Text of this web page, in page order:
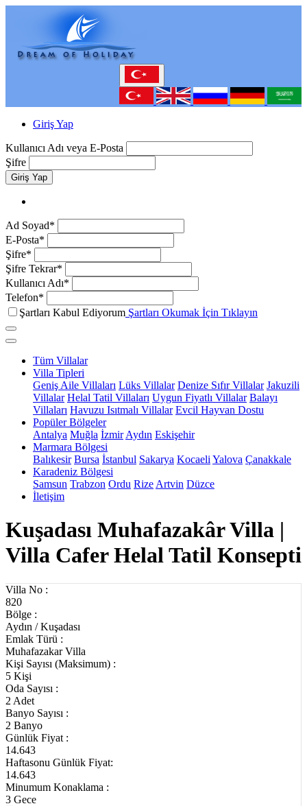
Giriş Yap
Kullanıcı Adı veya E-Posta
Şifre
Giriş Yap
Ad Soyad*
E-Posta*
Şifre*
Şifre Tekrar*
Kullanıcı Adı*
Telefon*
Şartları Kabul Ediyorum Şartları Okumak İçin Tıklayın
Tüm Villalar
Villa Tipleri
Geniş Aile Villaları Lüks Villalar Denize Sıfır Villalar Jakuzili
Villalar Helal Tatil Villaları Uygun Fiyatlı Villalar Balayı
Villaları Havuzu Isıtmalı Villalar Evcil Hayvan Dostu
Popüler Bölgeler
Antalya Muğla İzmir Aydın Eskişehir
Marmara Bölgesi
Balıkesir Bursa İstanbul Sakarya Kocaeli Yalova Çanakkale
Karadeniz Bölgesi
Samsun Trabzon Ordu Rize Artvin Düzce
İletişim
Kuşadası Muhafazakâr Villa |
Villa Cafer Helal Tatil Konsepti
Villa No :
820
Bölge :
Aydın / Kuşadası
Emlak Türü :
Muhafazakar Villa
Kişi Sayısı (Maksimum) :
5 Kişi
Oda Sayısı :
2 Adet
Banyo Sayısı :
2 Banyo
Günlük Fiyat :
14.643
Haftasonu Günlük Fiyat:
14.643
Minumum Konaklama :
3 Gece